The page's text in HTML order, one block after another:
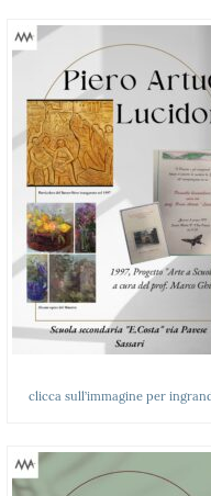
clicca sull’immagine per